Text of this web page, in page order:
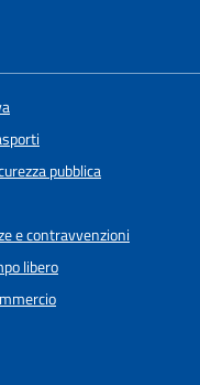
pubblica
e contravvenzioni
libero